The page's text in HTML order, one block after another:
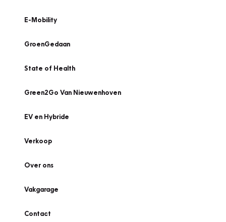
E-Mobility
GroenGedaan
State of Health
Green2Go Van Nieuwenhoven
EV en Hybride
Verkoop
Over ons
Vakgarage
Contact